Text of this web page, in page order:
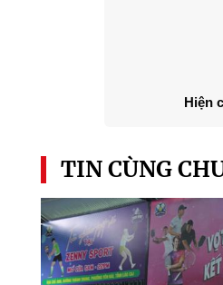
Hiện
TIN CÙNG